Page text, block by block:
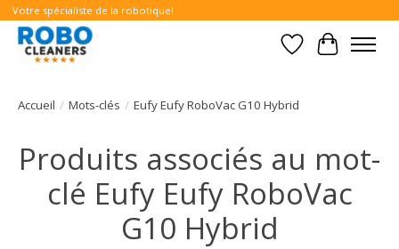
Votre spécialiste de la robotique!
Liste dePanier
Accueil / Mots-clés / Eufy Eufy RoboVac G10 Hybrid
Produits associés au mot-
clé Eufy Eufy RoboVac
G10 Hybrid